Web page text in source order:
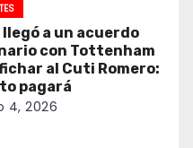
a un acuerdo
con Tottenham
al Cuti Romero:
pagará
4, 2026